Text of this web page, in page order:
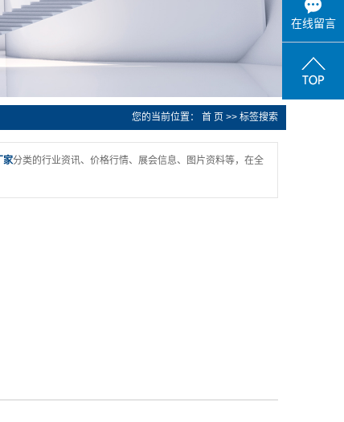
您的当前位置： 首 页 >> 标签搜索
家分类的行业资讯、价格行情、展会信息、图片资料等，在全
在线留言